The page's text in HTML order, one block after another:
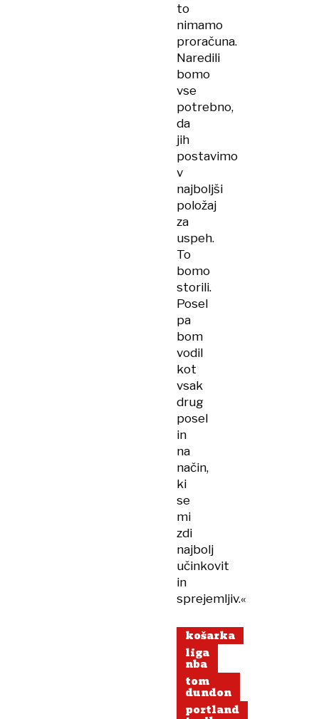
to
nimamo
proračuna.
Naredili
bomo
vse
potrebno,
da
jih
postavimo
v
najboljši
položaj
za
uspeh.
To
bomo
storili.
Posel
pa
bom
vodil
kot
vsak
drug
posel
in
na
način,
ki
se
mi
zdi
najbolj
učinkovit
in
sprejemljiv.«
košarka
liga
nba
tom
dundon
portland